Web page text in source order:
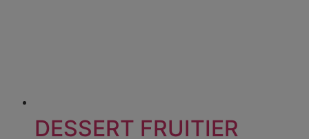
DESSERT FRUITIER